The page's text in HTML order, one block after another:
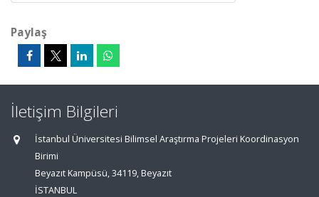
Paylaş
İletişim Bilgileri
İstanbul Üniversitesi Bilimsel Araştırma Projeleri Koordinasyon
Birimi
Beyazıt Kampüsü, 34119, Beyazıt
İSTANBUL